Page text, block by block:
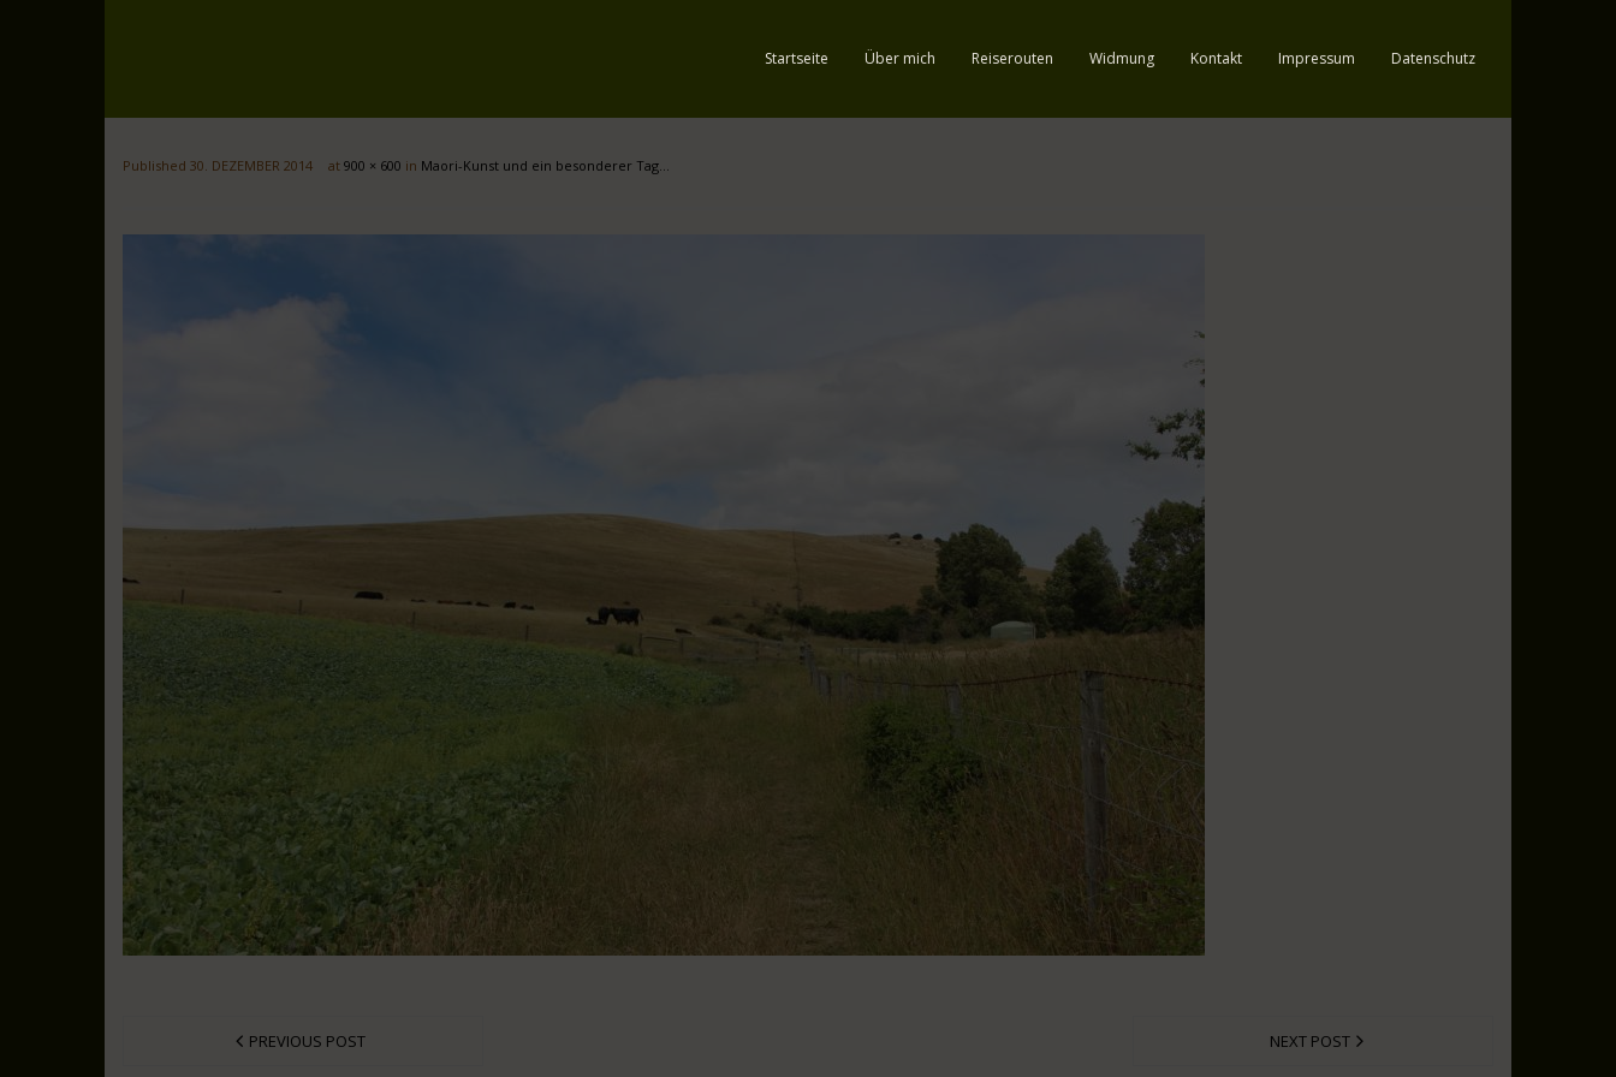
Startseite Über mich Reiserouten Widmung Kontakt Impressum Datenschutz
Published 30. DEZEMBER 2014 at 900 × 600 in Maori-Kunst und ein besonderer Tag…
PREVIOUS POST NEXT POST